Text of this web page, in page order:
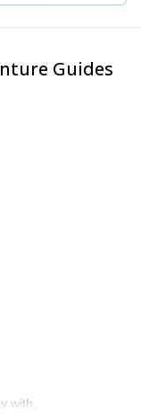
Guides
with.